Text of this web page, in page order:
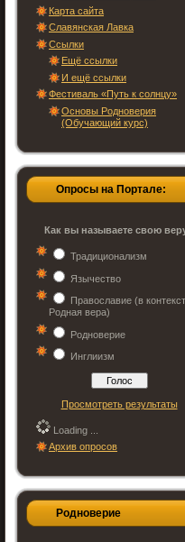
Карта сайта
Славянская Лавка
Ссылки
Ещё ссылки
И ещё ссылки
Фестиваль «Путь к солнцу»
Основы Родноверия
(Обучающий курс)
Опросы на Портале:
Как вы называете свою
Традиционализм
Язычество
Православие (в
Родная вера)
Родноверие
Инглиизм
Просмотреть результаты
Loading ...
Архив опросов
Родноверие